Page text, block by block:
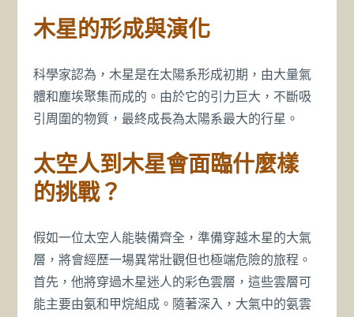
木星的形成與演化
科學家認為，木星是在太陽系形成初期，由大量氣
體和塵埃聚集而成的。由於它的引力巨大，不斷吸
引周圍的物質，最終成長為太陽系最大的行星。
太空人到木星會面臨什麼樣
的挑戰？
假如一位太空人能裝備齊全，準備穿越木星的大氣
層，將會經歷一場異常壯觀但也極端危險的旅程。
首先，他將穿過木星迷人的彩色雲層，這些雲層可
能主要由氨和甲烷組成。隨著深入，大氣中的氨雲